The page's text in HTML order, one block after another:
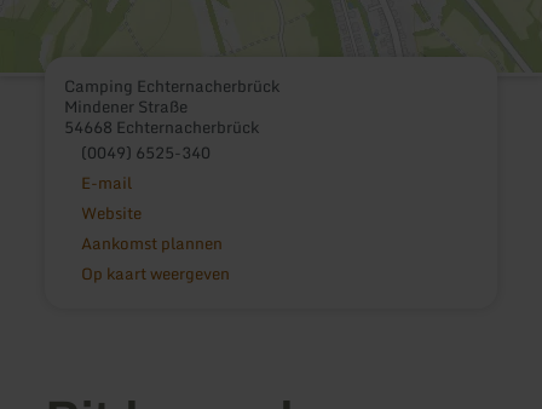
Camping Echternacherbrück
Mindener Straße
54668 Echternacherbrück
(0049) 6525-340
E-mail
Website
Aankomst plannen
Op kaart weergeven